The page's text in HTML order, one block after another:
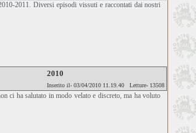
2011. Diversi episodi vissuti e raccontati dai nostri
2010
Inserito il› 03/04/2010 11.19.40 Letture› 13508
ci ha salutato in modo velato e discreto, ma ha voluto